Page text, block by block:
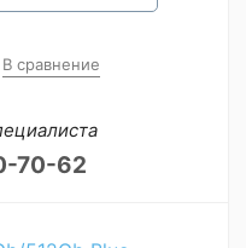
В сравнение
70-62